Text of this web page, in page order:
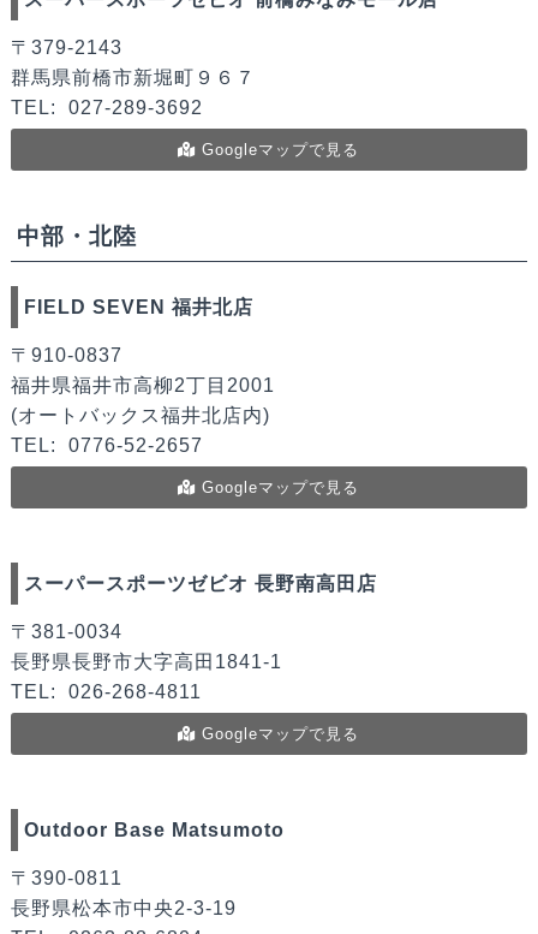
〒379-2143
群馬県前橋市新堀町９６７
TEL:
027-289-3692
Googleマップで見る
中部・北陸
FIELD SEVEN 福井北店
〒910-0837
福井県福井市高柳2丁目2001
(オートバックス福井北店内)
TEL:
0776-52-2657
Googleマップで見る
スーパースポーツゼビオ 長野南高田店
〒381-0034
長野県長野市大字高田1841-1
TEL:
026-268-4811
Googleマップで見る
Outdoor Base Matsumoto
〒390-0811
長野県松本市中央2-3-19